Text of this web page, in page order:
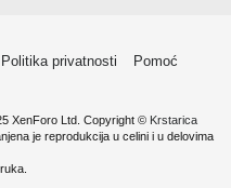
Politika privatnosti
Pomoć
XenForo Ltd. Copyright © Krstarica
je reprodukcija u celini i u delovima